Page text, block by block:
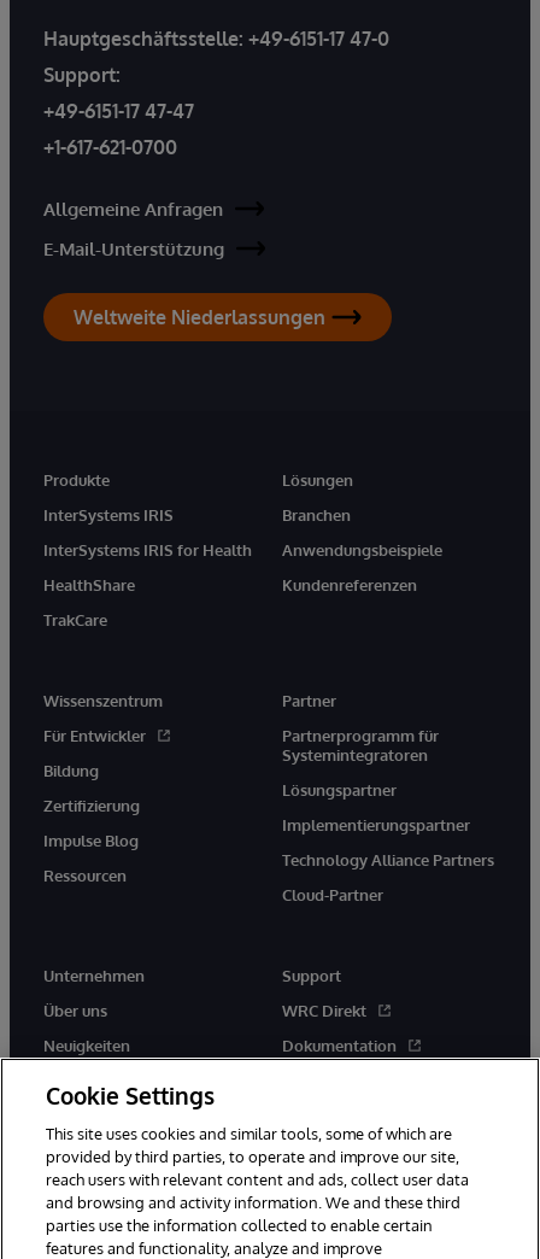
Hauptgeschäftsstelle: +49-6151-17 47-0
Support:
+49-6151-17 47-47
+1-617-621-0700
Allgemeine Anfragen
E-Mail-Unterstützung
Weltweite Niederlassungen
Produkte
InterSystems IRIS
InterSystems IRIS for Health
HealthShare
TrakCare
Lösungen
Branchen
Anwendungsbeispiele
Kundenreferenzen
Wissenszentrum
Für Entwickler
Bildung
Zertifizierung
Impulse Blog
Ressourcen
Partner
Partnerprogramm für
Systemintegratoren
Lösungspartner
Implementierungspartner
Technology Alliance Partners
Cloud-Partner
Unternehmen
Über uns
Neuigkeiten
Support
WRC Direkt
Dokumentation
Cookie Settings
This site uses cookies and similar tools, some of which are
provided by third parties, to operate and improve our site,
reach users with relevant content and ads, collect user data
and browsing and activity information. We and these third
parties use the information collected to enable certain
features and functionality, analyze and improve